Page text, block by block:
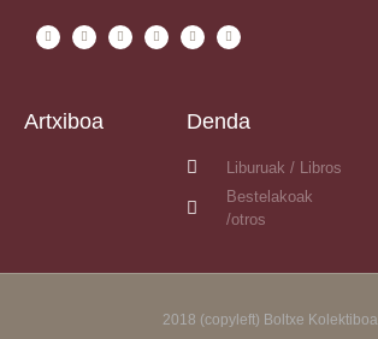
Artxiboa Denda
Liburuak / Libros
Bestelakoak
/otros
2018 (copyleft) Boltxe Kolektiboa